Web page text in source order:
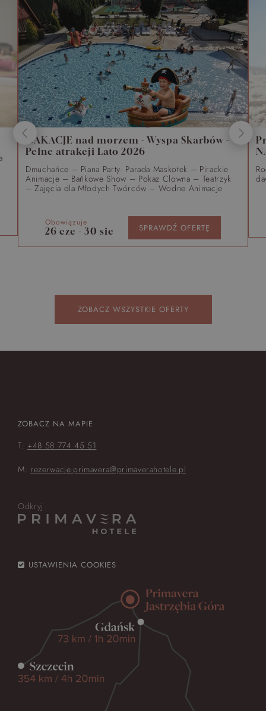
WAKACJE nad morzem - Wyspa Skarbów -
Pełne atrakcji Lato 2026
Dmuchańce – Piana Party- Parada Maskotek – Pirackie
Animacje – Bańkowe Show – Pokaz Clowna – Teatrzyk
– Zajęcia dla Młodych Twórców – Wodne Animacje
26 cze - 30 sie
Obowiązuje SPRAWDŹ OFERTĘ
ZOBACZ WSZYSTKIE OFERTY
ZOBACZ NA MAPIE
T: +48 58 774 45 51
M: rezerwacje.primavera@primaverahotele.pl
Odkryj
USTAWIENIA COOKIES